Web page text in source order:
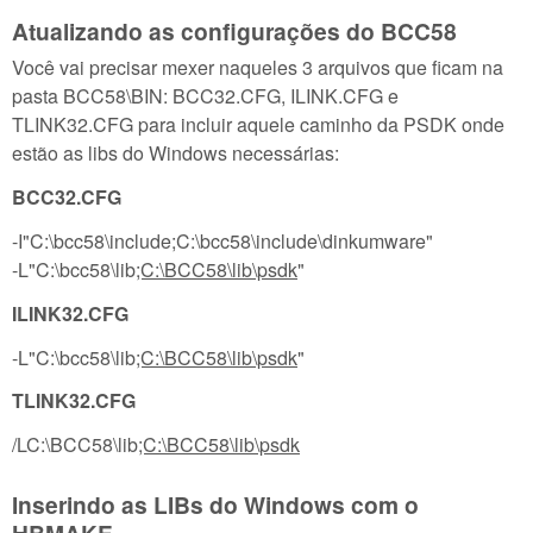
Atualizando as configurações do BCC58
Você vai precisar mexer naqueles 3 arquivos que ficam na
pasta BCC58\BIN: BCC32.CFG, ILINK.CFG e
TLINK32.CFG para incluir aquele caminho da PSDK onde
estão as libs do Windows necessárias:
BCC32.CFG
-I"C:\bcc58\include;C:\bcc58\include\dinkumware"
-L"C:\bcc58\lib;C:\BCC58\lib\psdk"
ILINK32.CFG
-L"C:\bcc58\lib;C:\BCC58\lib\psdk"
TLINK32.CFG
/LC:\BCC58\lib;C:\BCC58\lib\psdk
Inserindo as LIBs do Windows com o